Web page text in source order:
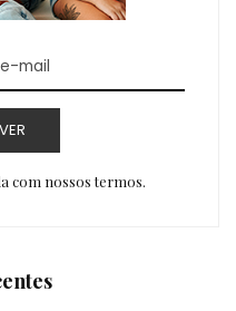
com nossos termos.